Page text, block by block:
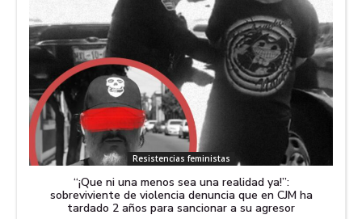
Resistencias feministas
“¡Que ni una menos sea una realidad ya!”:
sobreviviente de violencia denuncia que en CJM ha
tardado 2 años para sancionar a su agresor